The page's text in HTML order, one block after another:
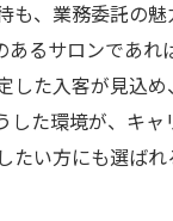
も、業務委託の魅
るサロンであれ
した入客が見込
した環境が、キャ
たい方にも選ばれ